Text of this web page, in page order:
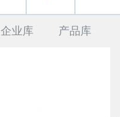
企业库 产品库